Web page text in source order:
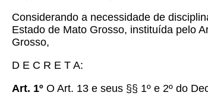
Considerando a necessidade de
Estado de Mato Grosso, instituída pelo
Grosso,
D E C R E T A:
Art. 1º O Art. 13 e seus §§ 1º e 2º do